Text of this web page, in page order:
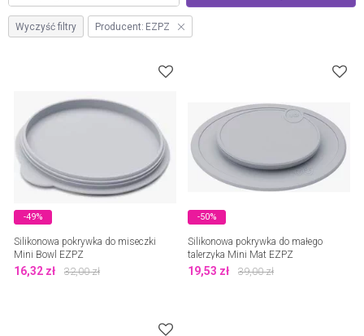
Wyczyść filtry Producent: EZPZ
-49%
Silikonowa pokrywka do miseczki
Mini Bowl EZPZ
16,32 zł 32,00zł
-50%
Silikonowa pokrywka do małego
talerzyka Mini Mat EZPZ
19,53 zł 39,00zł